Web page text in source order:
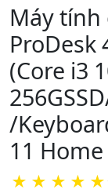
Máy tính
ProDesk
(Core i3
/
11
★ ★ ★ ★ ★